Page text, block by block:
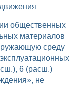
материалов
среду
6 (расш.)
не